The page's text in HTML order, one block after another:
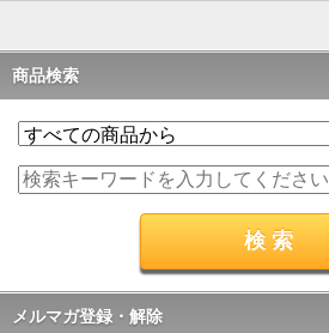
商品検索
メルマガ登録・解除